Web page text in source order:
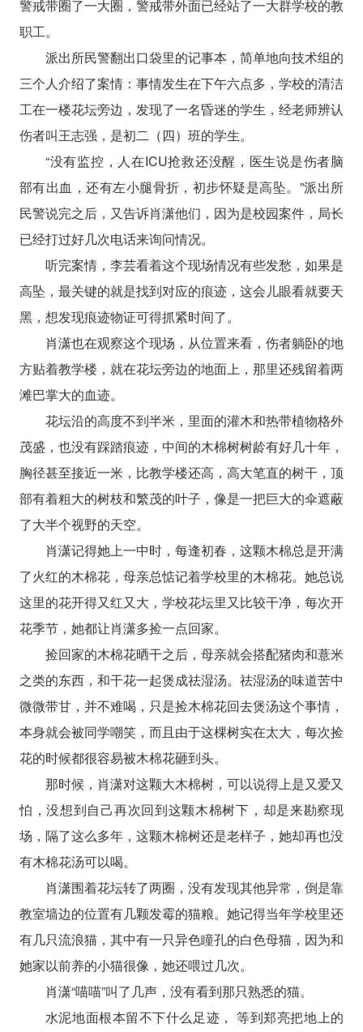
警戒带圈了一大圈，警戒带外面已经站了一大群学校的教
职工。
派出所民警翻出口袋里的记事本，简单地向技术组的
三个人介绍了案情：事情发生在下午六点多，学校的清洁
工在一楼花坛旁边，发现了一名昏迷的学生，经老师辨认
伤者叫王志强，是初二（四）班的学生。
“没有监控，人在ICU抢救还没醒，医生说是伤者脑
部有出血，还有左小腿骨折，初步怀疑是高坠。”派出所
民警说完之后，又告诉肖潇他们，因为是校园案件，局长
已经打过好几次电话来询问情况。
听完案情，李芸看着这个现场情况有些发愁，如果是
高坠，最关键的就是找到对应的痕迹，这会儿眼看就要天
黑，想发现痕迹物证可得抓紧时间了。
肖潇也在观察这个现场，从位置来看，伤者躺卧的地
方贴着教学楼，就在花坛旁边的地面上，那里还残留着两
滩巴掌大的血迹。
花坛沿的高度不到半米，里面的灌木和热带植物格外
茂盛，也没有踩踏痕迹，中间的木棉树树龄有好几十年，
胸径甚至接近一米，比教学楼还高，高大笔直的树干，顶
部有着粗大的树枝和繁茂的叶子，像是一把巨大的伞遮蔽
了大半个视野的天空。
肖潇记得她上一中时，每逢初春，这颗木棉总是开满
了火红的木棉花，母亲总惦记着学校里的木棉花。她总说
这里的花开得又红又大，学校花坛里又比较干净，每次开
花季节，她都让肖潇多捡一点回家。
捡回家的木棉花晒干之后，母亲就会搭配猪肉和薏米
之类的东西，和干花一起煲成祛湿汤。祛湿汤的味道苦中
微微带甘，并不难喝，只是捡木棉花回去煲汤这个事情，
本身就会被同学嘲笑，而且由于这棵树实在太大，每次捡
花的时候都很容易被木棉花砸到头。
那时候，肖潇对这颗大木棉树，可以说得上是又爱又
怕，没想到自己再次回到这颗木棉树下，却是来勘察现
场，隔了这么多年，这颗木棉树还是老样子，她却再也没
有木棉花汤可以喝。
肖潇围着花坛转了两圈，没有发现其他异常，倒是靠
教室墙边的位置有几颗发霉的猫粮。她记得当年学校里还
有几只流浪猫，其中有一只异色瞳孔的白色母猫，因为和
她家以前养的小猫很像，她还喂过几次。
肖潇“喵喵”叫了几声，没有看到那只熟悉的猫。
水泥地面根本留不下什么足迹， 等到郑亮把地上的